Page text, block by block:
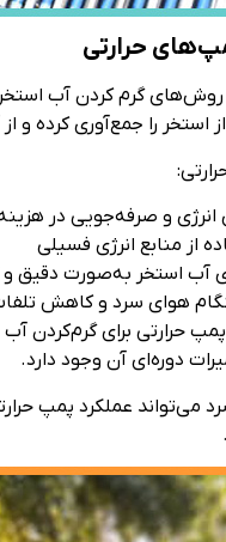
حرارتی
روش‌های گرم ‌کردن آب
استخر را جمع‌آوری کرده و
و صرفه‌جویی در
از منابع انرژی فسیلی
آب استخر به‌صورت دقیق
هوای سرد و کاهش
پمپ حرارتی برای
دوره‌ای آن وجود دارد.
می‌تواند عملکرد پمپ